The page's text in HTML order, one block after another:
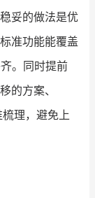
妥的做法是优
准功能能覆盖
。同时提前
的方案、
理，避免上